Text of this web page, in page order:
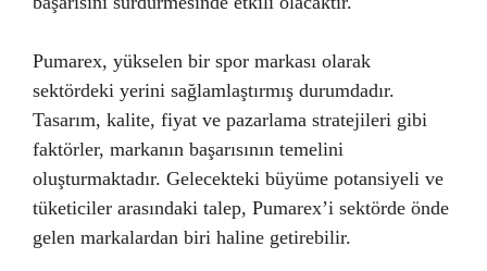
Pumarex, yükselen bir spor markası olarak
sektördeki yerini sağlamlaştırmış durumdadır.
Tasarım, kalite, fiyat ve pazarlama stratejileri gibi
faktörler, markanın başarısının temelini
oluşturmaktadır. Gelecekteki büyüme potansiyeli ve
tüketiciler arasındaki talep, Pumarex’i sektörde önde
gelen markalardan biri haline getirebilir.